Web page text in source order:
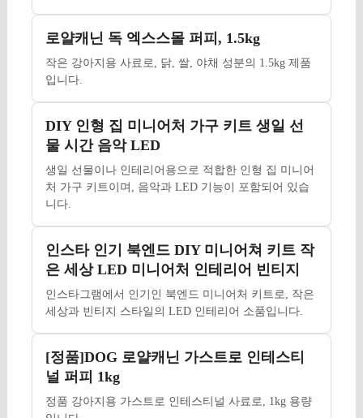
로얄캐닌 독 엑스스몰 퍼피, 1.5kg
작은 강아지용 사료로, 닭, 쌀, 야채 성분의 1.5kg 제품
입니다.
DIY 인형 집 미니어처 가구 키트 생일 선
물 시간 음악 LED
생일 선물이나 인테리어용으로 적합한 인형 집 미니어
처 가구 키트이며, 음악과 LED 기능이 포함되어 있습
니다.
인스타 인기 북엔드 DIY 미니어쳐 키트 작
은 세상 LED 미니어처 인테리어 빈티지
인스타그램에서 인기인 북엔드 미니어처 키트로, 작은
세상과 빈티지 스타일의 LED 인테리어 소품입니다.
[정품]DOG 로얄캐닌 가스트로 인테스티
널 퍼피 1kg
정품 강아지용 가스트로 인테스티널 사료로, 1kg 용량